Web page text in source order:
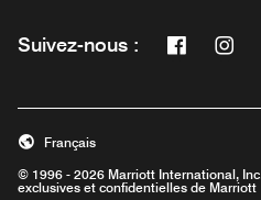
Suivez-nous :
Ouvre une
© 1996 - 2026 Marriott International,
exclusives et confidentielles de Marriott
Français